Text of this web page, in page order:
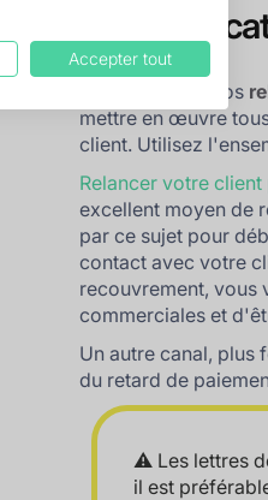
Même lorsque vos
mettre en œuvre
client. Utilisez
Relancer votre
excellent moyen de
par ce sujet pour
contact avec votre
recouvrement, vous
commerciales et
Un autre canal,
du retard de
⚠️ Les lettres
il est
Accepter tout